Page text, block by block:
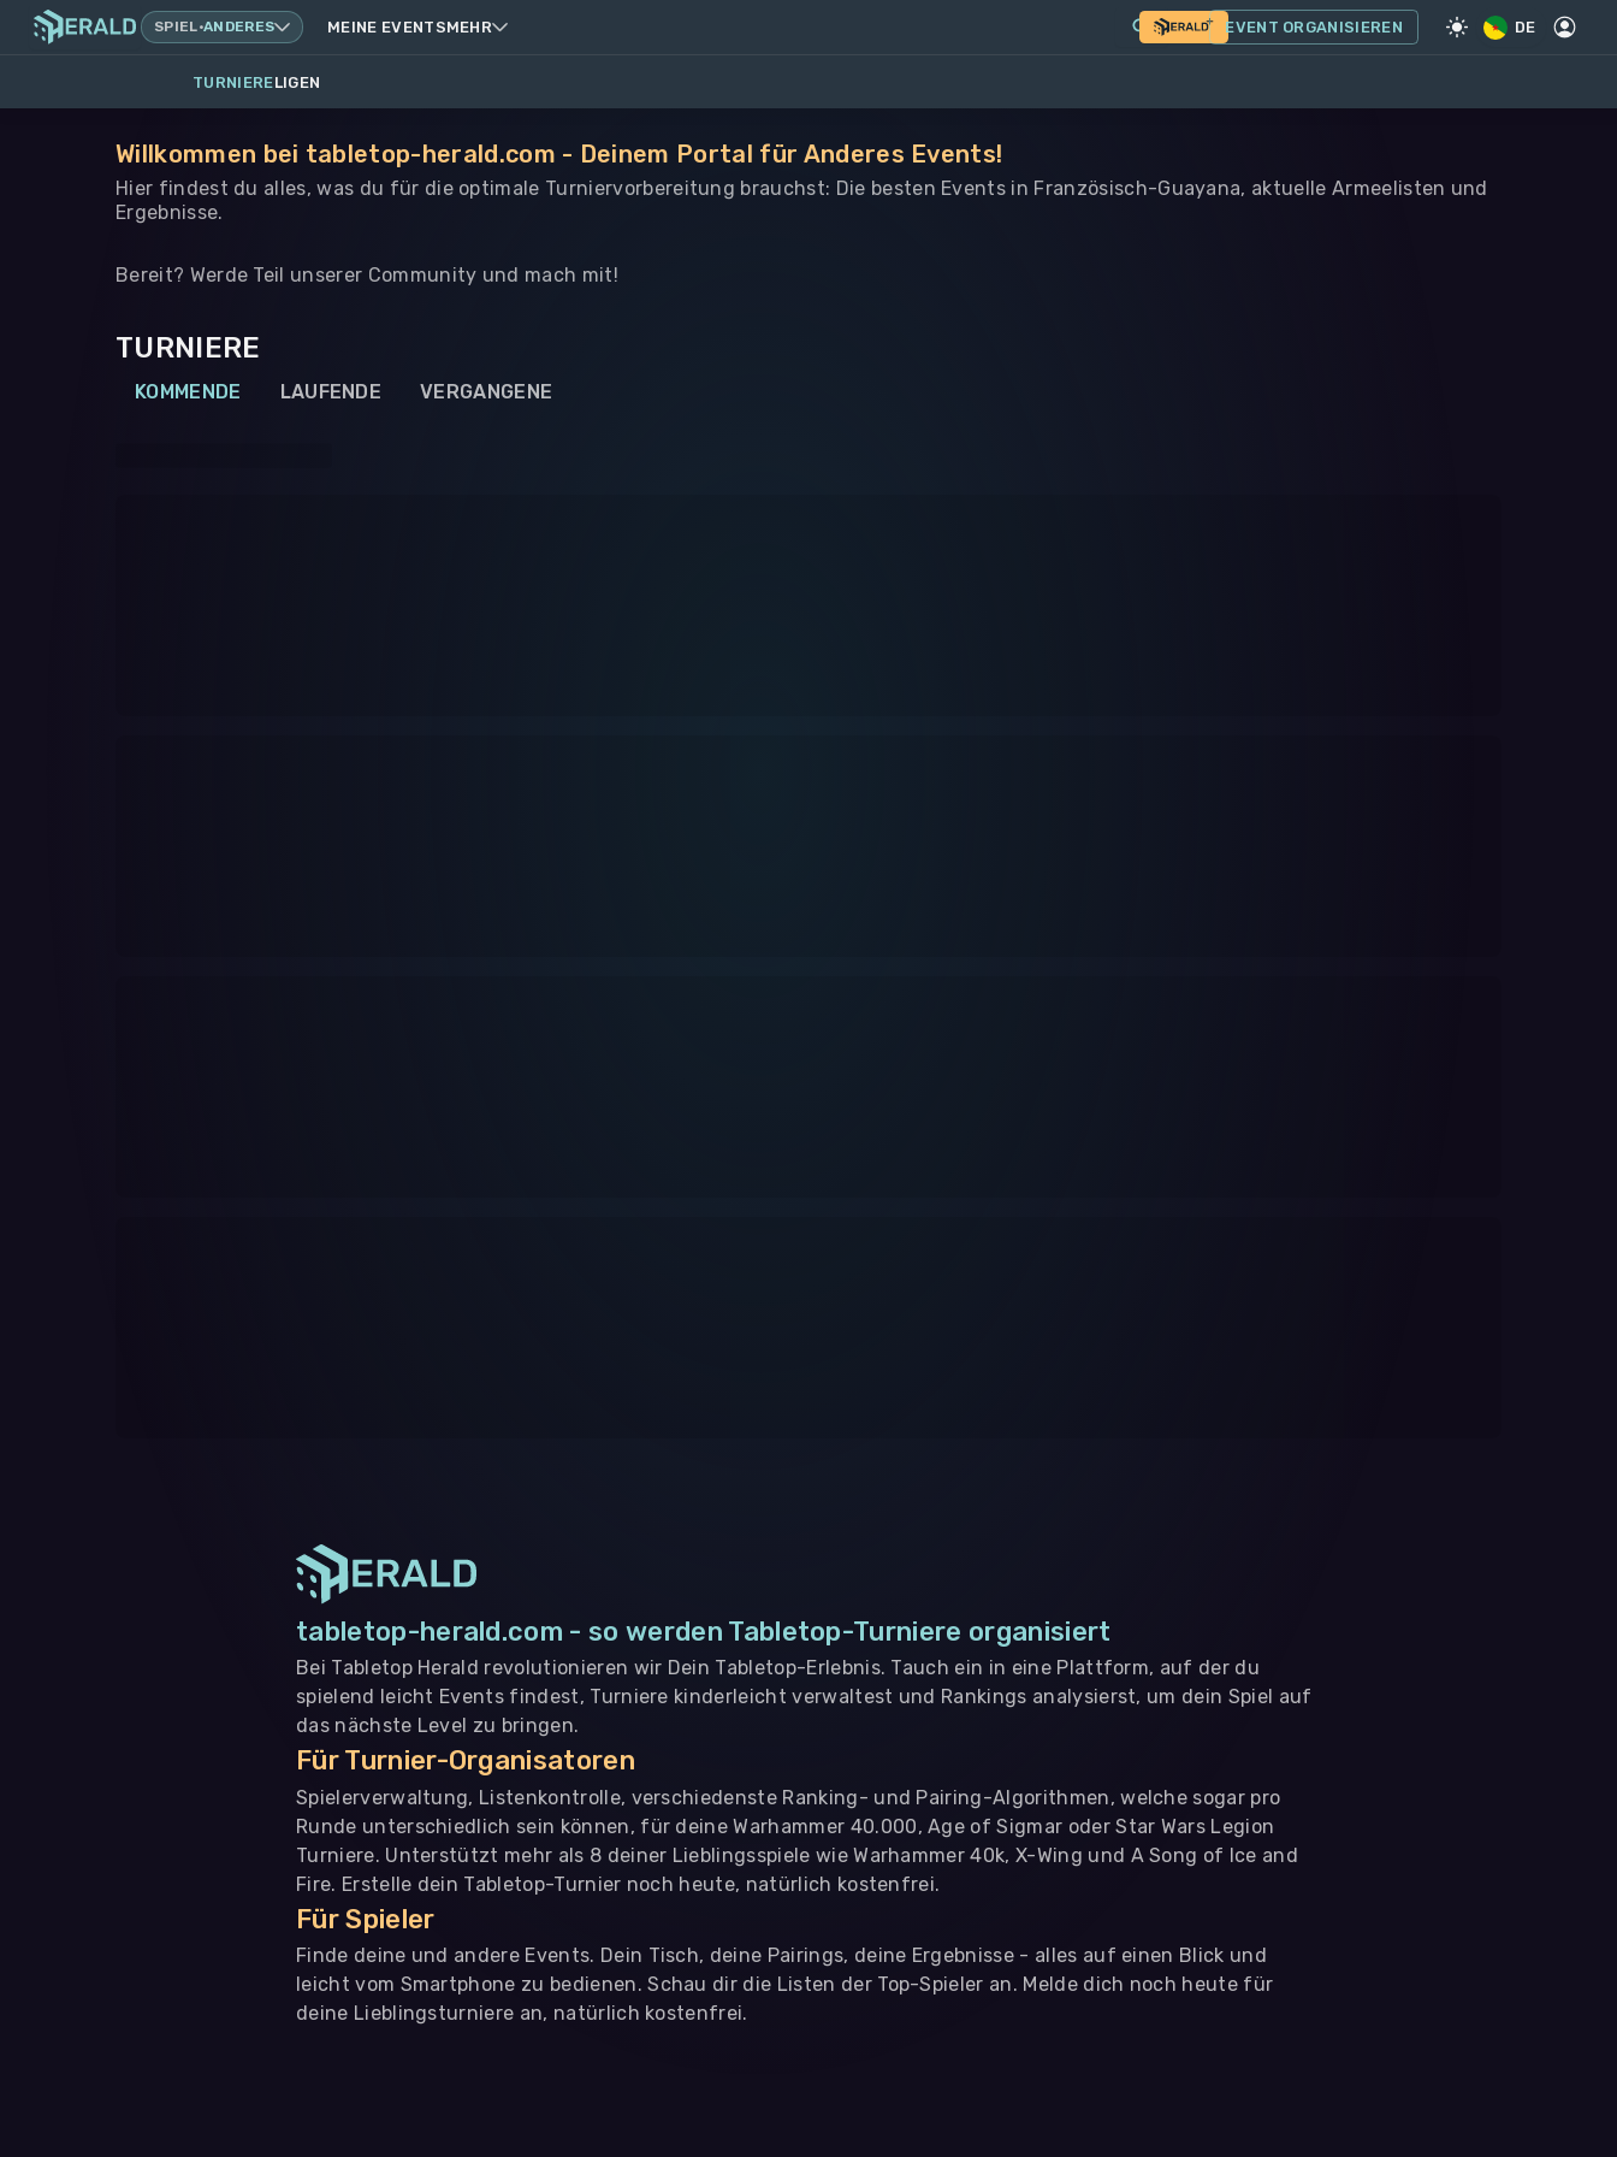
SPIEL·ANDERES MEINE EVENTSMEHR EVENT ORGANISIEREN DE
TURNIERELIGEN
Willkommen bei tabletop-herald.com - Deinem Portal für Anderes Events!
Hier findest du alles, was du für die optimale Turniervorbereitung brauchst: Die besten Events in Französisch-Guayana, aktuelle Armeelisten und
Ergebnisse.
Bereit? Werde Teil unserer Community und mach mit!
TURNIERE
KOMMENDE LAUFENDE VERGANGENE
tabletop-herald.com - so werden Tabletop-Turniere organisiert
Bei Tabletop Herald revolutionieren wir Dein Tabletop-Erlebnis. Tauch ein in eine Plattform, auf der du
spielend leicht Events findest, Turniere kinderleicht verwaltest und Rankings analysierst, um dein Spiel auf
das nächste Level zu bringen.
Für Turnier-Organisatoren
Spielerverwaltung, Listenkontrolle, verschiedenste Ranking- und Pairing-Algorithmen, welche sogar pro
Runde unterschiedlich sein können, für deine Warhammer 40.000, Age of Sigmar oder Star Wars Legion
Turniere. Unterstützt mehr als 8 deiner Lieblingsspiele wie Warhammer 40k, X-Wing und A Song of Ice and
Fire. Erstelle dein Tabletop-Turnier noch heute, natürlich kostenfrei.
Für Spieler
Finde deine und andere Events. Dein Tisch, deine Pairings, deine Ergebnisse - alles auf einen Blick und
leicht vom Smartphone zu bedienen. Schau dir die Listen der Top-Spieler an. Melde dich noch heute für
deine Lieblingsturniere an, natürlich kostenfrei.